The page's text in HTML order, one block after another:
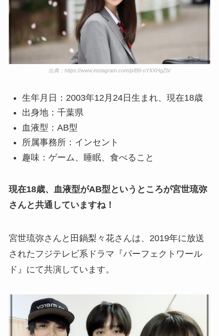
出典：https://www.instagram.com/p/B9-oYXXHgZb/
生年月日：2003年12月24日生まれ、現在18歳
出身地：千葉県
血液型：AB型
所属事務所：インセント
趣味：ゲーム、睡眠、食べること
現在18歳、血液型がAB型というところが宮世琉弥
さんと共通していますね！
宮世琉弥さんと田鍋梨々花さんは、2019年に放送
されたフジテレビ系ドラマ『パーフェクトワール
ド』にて共演しています。